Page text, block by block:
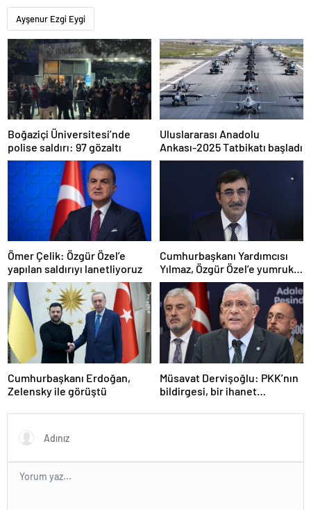
Ayşenur Ezgi Eygi
Boğaziçi Üniversitesi’nde
polise saldırı: 97 gözaltı
Uluslararası Anadolu
Ankası-2025 Tatbikatı başladı
Ömer Çelik: Özgür Özel’e
yapılan saldırıyı lanetliyoruz
Cumhurbaşkanı Yardımcısı
Yılmaz, Özgür Özel’e yumruklu
saldırıyı kınadı
Cumhurbaşkanı Erdoğan,
Zelensky ile görüştü
Müsavat Dervişoğlu: PKK’nın
bildirgesi, bir ihanet